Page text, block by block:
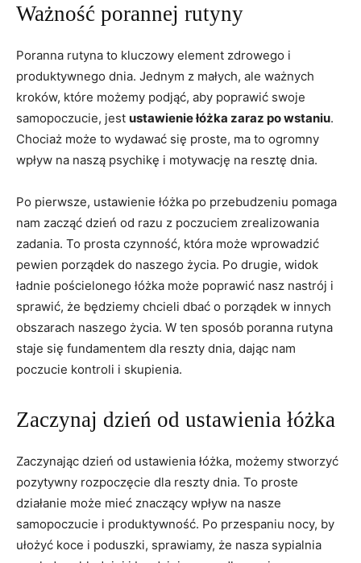
Ważność porannej rutyny
Poranna rutyna to kluczowy element zdrowego⁤ i
produktywnego dnia.⁤ Jednym z małych, ⁣ale ważnych
⁢kroków, ⁤które możemy podjąć, aby poprawić swoje
samopoczucie, jest ustawienie łóżka zaraz po wstaniu.
Chociaż może ⁤to wydawać się proste, ma to ogromny
wpływ na naszą psychikę i motywację na resztę dnia.
Po ⁤pierwsze, ustawienie łóżka po przebudzeniu pomaga
nam zacząć dzień ​od​ razu z poczuciem zrealizowania
zadania. To prosta ⁤czynność, która może wprowadzić
pewien porządek do naszego życia. Po drugie, widok
ładnie pościelonego łóżka może poprawić nasz nastrój i
⁢sprawić, że będziemy chcieli dbać o porządek ⁢w innych
obszarach ‌naszego życia. W ten sposób poranna rutyna
staje się fundamentem dla reszty dnia, dając nam
poczucie kontroli ‍i skupienia.
Zaczynaj dzień od ustawienia łóżka
Zaczynając dzień od ustawienia łóżka, możemy stworzyć
pozytywny rozpoczęcie dla reszty dnia. To proste
działanie może mieć znaczący wpływ na nasze
samopoczucie i produktywność. Po przespaniu nocy, by
ułożyć koce i poduszki, sprawiamy, ⁢że nasza⁣ sypialnia⁣